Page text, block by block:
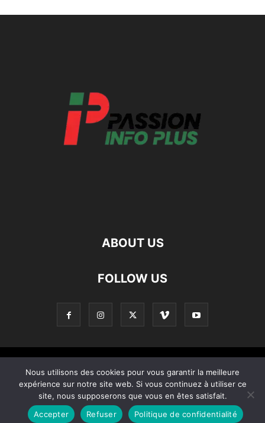
ABOUT US
FOLLOW US
Home
© Copyright © 2021 – Created by 0KOD KOMINOTE
Nous utilisons des cookies pour vous garantir la meilleure
expérience sur notre site web. Si vous continuez à utiliser ce
site, nous supposerons que vous en êtes satisfait.
Accepter
Refuser Politique de confidentialité